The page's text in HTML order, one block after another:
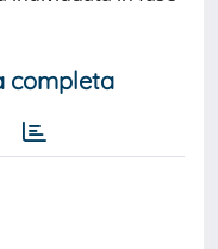
completa